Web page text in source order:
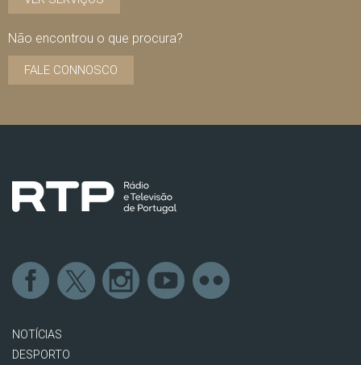
Não encontrou o que procura?
FALE CONNOSCO
NOTÍCIAS
DESPORTO